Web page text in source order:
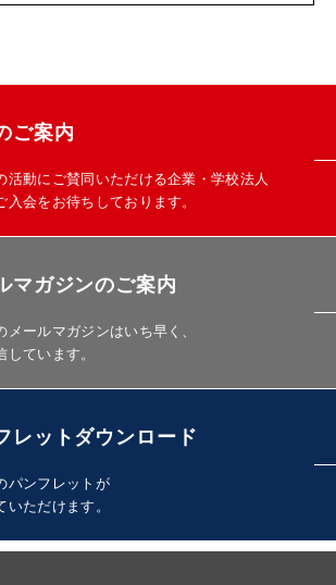
ご案内
活動にご賛同いただける企業・学校法人
入会をお待ちしております。
マガジンのご案内
メールマガジンはいち早く、
ています。
レットダウンロード
パンフレットが
ただけます。